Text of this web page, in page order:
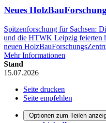
Neues
Spitzenforschung für Sachsen:
und die HTWK Leipzig feierten
neuen
Mehr Informationen
Stand
15.07.2026
Seite drucken
Seite empfehlen
Optionen zum Teilen